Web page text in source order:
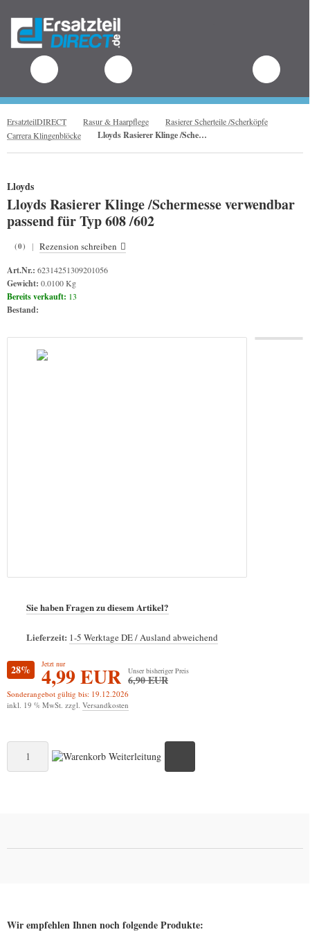
ErsatzteilDIRECT Rasur & Haarpflege
Rasierer Scherteile /Scherköpfe
Carrera Klingenblöcke
Lloyds Rasierer Klinge /Schermesse verwendbar passend für Typ 608 /602
Lloyds
Lloyds Rasierer Klinge /Schermesse verwendbar
passend für Typ 608 /602
(0) | Rezension schreiben
Art.Nr.: 62314251309201056
Gewicht: 0.0100 Kg
Bereits verkauft: 13
Bestand:
Sie haben Fragen zu diesem Artikel?
Lieferzeit: 1-5 Werktage DE / Ausland abweichend
Jetzt nur
4,99 EUR Unser bisheriger Preis
6,90 EUR
28%
Sonderangebot gültig bis: 19.12.2026
inkl. 19 % MwSt. zzgl. Versandkosten
Wir empfehlen Ihnen noch folgende Produkte: